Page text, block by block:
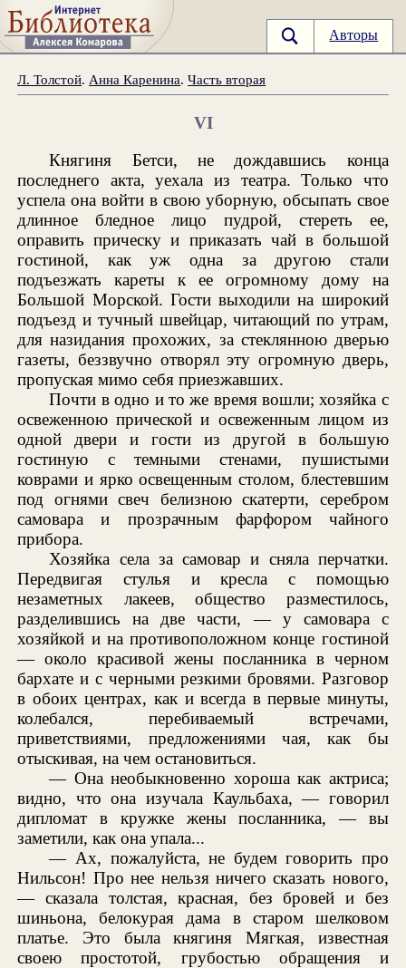
Авторы
Л. Толстой. Анна Каренина.Часть вторая
VI
Княгиня Бетси, не дождавшись конца
последнего акта, уехала из театра. Только что
успела она войти в свою уборную, обсыпать свое
длинное бледное лицо пудрой, стереть ее,
оправить прическу и приказать чай в большой
гостиной, как уж одна за другою стали
подъезжать кареты к ее огромному дому на
Большой Морской. Гости выходили на широкий
подъезд и тучный швейцар, читающий по утрам,
для назидания прохожих, за стеклянною дверью
газеты, беззвучно отворял эту огромную дверь,
пропуская мимо себя приезжавших.
Почти в одно и то же время вошли; хозяйка с
освеженною прической и освеженным лицом из
одной двери и гости из другой в большую
гостиную с темными стенами, пушистыми
коврами и ярко освещенным столом, блестевшим
под огнями свеч белизною скатерти, серебром
самовара и прозрачным фарфором чайного
прибора.
Хозяйка села за самовар и сняла перчатки.
Передвигая стулья и кресла с помощью
незаметных лакеев, общество разместилось,
разделившись на две части, — у самовара с
хозяйкой и на противоположном конце гостиной
— около красивой жены посланника в черном
бархате и с черными резкими бровями. Разговор
в обоих центрах, как и всегда в первые минуты,
колебался, перебиваемый встречами,
приветствиями, предложениями чая, как бы
отыскивая, на чем остановиться.
— Она необыкновенно хороша как актриса;
видно, что она изучала Каульбаха, — говорил
дипломат в кружке жены посланника, — вы
заметили, как она упала...
— Ах, пожалуйста, не будем говорить про
Нильсон! Про нее нельзя ничего сказать нового,
— сказала толстая, красная, без бровей и без
шиньона, белокурая дама в старом шелковом
платье. Это была княгиня Мягкая, известная
своею простотой, грубостью обращения и